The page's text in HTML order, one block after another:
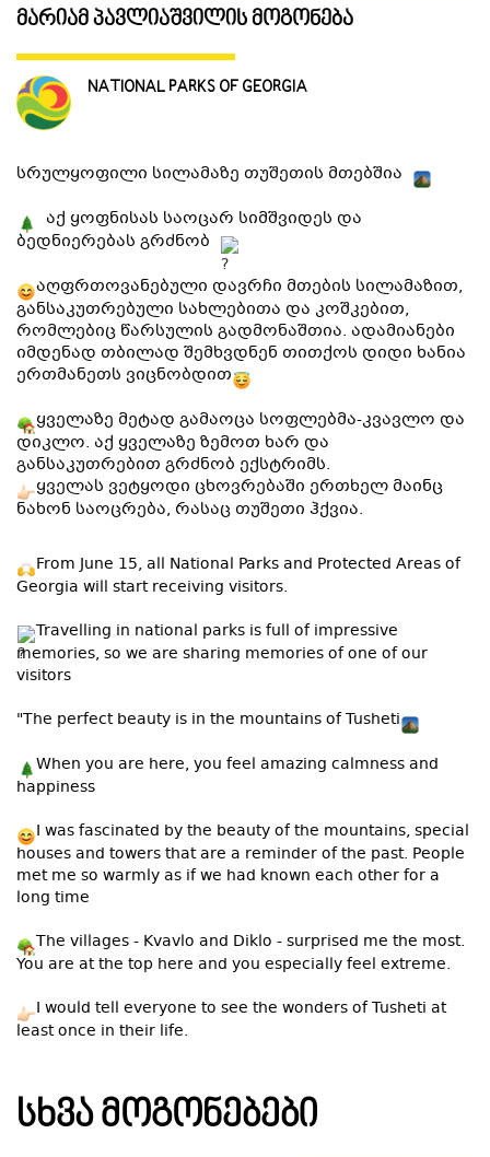
ᲒᲐᲜᲗᲐᲕᲡᲔᲑᲐ ᲓᲐ ᲙᲕᲔᲑᲐ
ᲡᲐᲧᲘᲓᲔᲚᲘ ᲜᲘᲕᲗᲔᲑᲘ
მარიამ პავლიაშვილის მოგონება
NATIONAL PARKS OF GEORGIA
სრულყოფილი სილამაზე თუშეთის მთებშია
აქ ყოფნისას საოცარ სიმშვიდეს და
ბედნიერებას გრძნობ
აღფრთოვანებული დავრჩი მთების სილამაზით,
განსაკუთრებული სახლებითა და კოშკებით,
რომლებიც წარსულის გადმონაშთია. ადამიანები
იმდენად თბილად შემხვდნენ თითქოს დიდი ხანია
ერთმანეთს ვიცნობდით
ყველაზე მეტად გამაოცა სოფლებმა-კვავლო და
დიკლო. აქ ყველაზე ზემოთ ხარ და
განსაკუთრებით გრძნობ ექსტრიმს.
ყველას ვეტყოდი ცხოვრებაში ერთხელ მაინც
ნახონ საოცრება, რასაც თუშეთი ჰქვია.
From June 15, all National Parks and Protected Areas of
Georgia will start receiving visitors.
Travelling in national parks is full of impressive
memories, so we are sharing memories of one of our
visitors
"The perfect beauty is in the mountains of Tusheti
When you are here, you feel amazing calmness and
happiness
I was fascinated by the beauty of the mountains, special
houses and towers that are a reminder of the past. People
met me so warmly as if we had known each other for a
long time
The villages - Kvavlo and Diklo - surprised me the most.
You are at the top here and you especially feel extreme.
I would tell everyone to see the wonders of Tusheti at
least once in their life.
ᲡᲮᲕᲐ ᲛᲝᲒᲝᲜᲔᲑᲔᲑᲘ